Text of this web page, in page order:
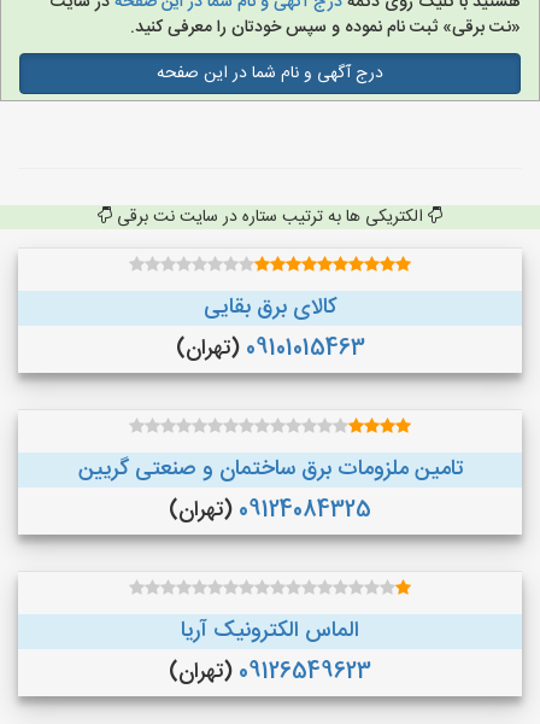
«نت برقی» ثبت نام نموده و سپس خودتان را معرفی کنید.
درج آگهی و نام شما در این صفحه
الکتریکی ها به ترتیب ستاره در سایت نت برقی
کالای برق بقایی
09101015463 (تهران)
تامین ملزومات برق ساختمان و صنعتی گریین
09124084325 (تهران)
الماس الکترونیک آریا
09126549623 (تهران)